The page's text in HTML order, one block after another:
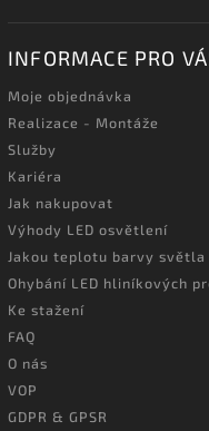
INFORMACE PRO
Moje objednávka
Realizace - Montáže
Služby
Kariéra
Jak nakupovat
Výhody LED osvětlení
Jakou teplotu barvy
Ohybání LED hliníkových
Ke stažení
FAQ
O nás
VOP
GDPR & GPSR